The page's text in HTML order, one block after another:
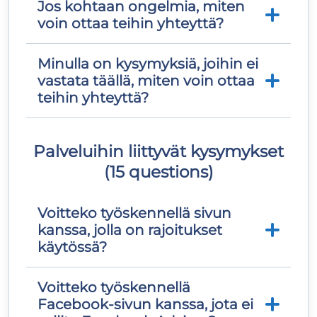
Voit tehdä sen itse täyttämällä lomakkeen
“Peru tilauksesi (uusinta)”. Sinun on
ID, jonka löydät sähköpostista oikeasta
yläkulmasta paketin nimen jälkeen. Jos
sinulla on vaikeuksia löytää sitä, ota meihin
yhteyttä 24/7 livechatin tai sähköpostin
pian.
Jos kohtaan ongelmia, miten
voin ottaa teihin yhteyttä?
Tukitiimimme on tavoitettavissa 24/7
sähköpostitse ja livechatin kautta.
Minulla on kysymyksiä, joihin ei
vastata täällä, miten voin ottaa
teihin yhteyttä?
livechatin kautta. Meillä on myös
yhteydenottolomake
tämän sivuston yläosassa.
Palveluihin liittyvät kysymykset
(15 questions)
Voitteko työskennellä sivun
kanssa, jolla on rajoitukset
käytössä?
Suosittelemme vahvasti poistamaan
kaikki sivurajoitukset (olipa kyse maa- tai
Voitteko työskennellä
Facebook‑sivun kanssa, jota ei